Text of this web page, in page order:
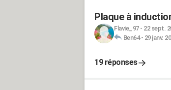
Plaque à
Flavie_97- 22 sept.
Ben64- 29 janv.
19 réponses